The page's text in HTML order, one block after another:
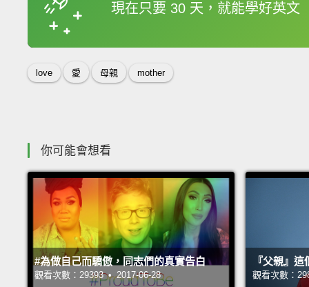
現在只要 30 天，就能學好英文
love 愛 母親 mother
你可能會想看
#為做自己而驕傲，同志們的真實告白
觀看次數：29393 • 2017-06-28
『父親』
觀看次數：